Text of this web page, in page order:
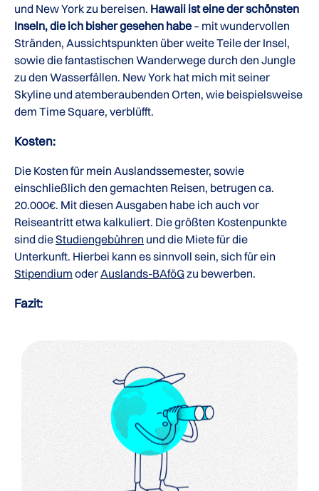
und New York zu bereisen. Hawaii ist eine der schönsten
Inseln, die ich bisher gesehen habe – mit wundervollen
Stränden, Aussichtspunkten über weite Teile der Insel,
sowie die fantastischen Wanderwege durch den Jungle
zu den Wasserfällen. New York hat mich mit seiner
Skyline und atemberaubenden Orten, wie beispielsweise
dem Time Square, verblüfft.
Kosten:
Die Kosten für mein Auslandssemester, sowie
einschließlich den gemachten Reisen, betrugen ca.
20.000€. Mit diesen Ausgaben habe ich auch vor
Reiseantritt etwa kalkuliert. Die größten Kostenpunkte
sind dieStudiengebühren und die Miete für die
Unterkunft. Hierbei kann es sinnvoll sein, sich für ein
Stipendium oderAuslands-BAföGzu bewerben.
Fazit: